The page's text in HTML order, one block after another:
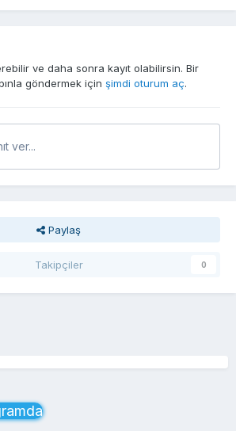
ve daha sonra kayıt olabilirsin. Bir
göndermek için şimdi oturum aç.
ver...
Paylaş
Takipçiler 0